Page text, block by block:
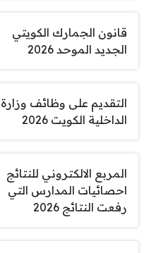
قانون الجمارك الكويتي
الجديد الموحد 2026
التقديم على وظائف وزارة
الداخلية الكويت 2026
المربع الالكتروني للنتائج
احصائيات المدارس التي
رفعت النتائج 2026